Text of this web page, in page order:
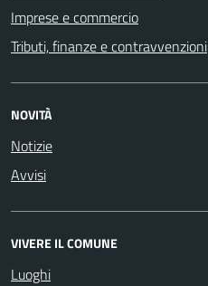
Imprese e commercio
Tributi, finanze e contravvenzioni
NOVITÀ
Notizie
Avvisi
VIVERE IL COMUNE
Luoghi